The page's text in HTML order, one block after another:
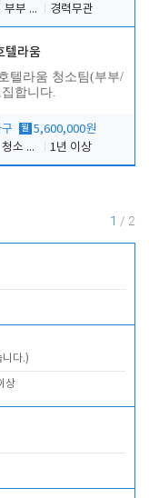
청소 배팅 부부 구합니다
경력무관
텔라움
텔라움 청소팀(부부/
합니다.
월 5,600,000원
전반적인 청소 업무(객실청소.객실정리)
1년 이상
1 / 2
니다.)
상